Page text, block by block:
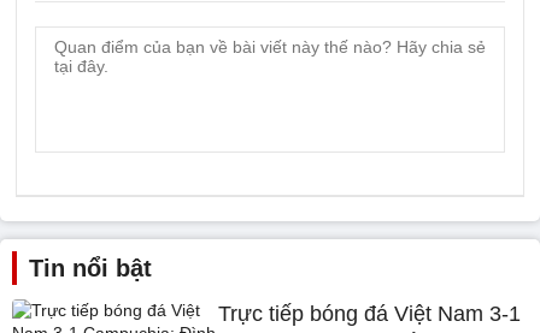
Tin nổi bật
Trực tiếp bóng đá Việt Nam 3-1